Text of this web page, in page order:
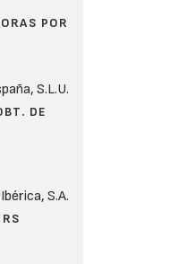
POR
S.L.U.
DE
S.A.